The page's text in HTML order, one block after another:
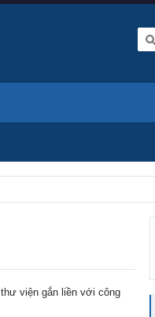
viện gắn liền với công